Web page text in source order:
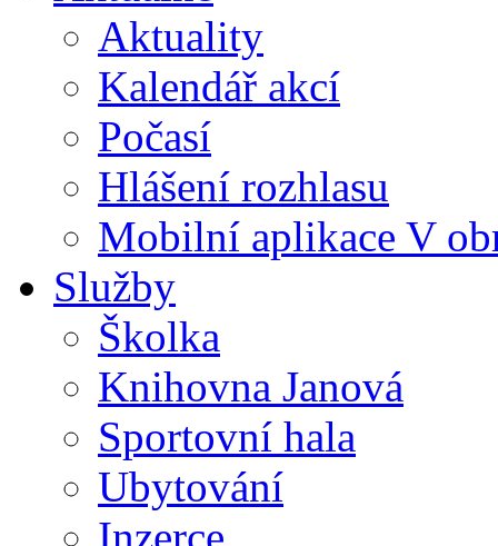
Aktuality
Kalendář akcí
Počasí
Hlášení rozhlasu
Mobilní aplikace V
Služby
Školka
Knihovna Janová
Sportovní hala
Ubytování
Inzerce